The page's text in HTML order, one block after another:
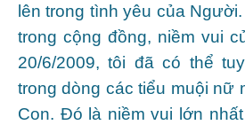
lên trong tình yêu của
trong cộng đồng, niềm vui
20/6/2009, tôi đã có thể
trong dòng các tiểu muội nữ
Con. Đó là niềm vui lớn